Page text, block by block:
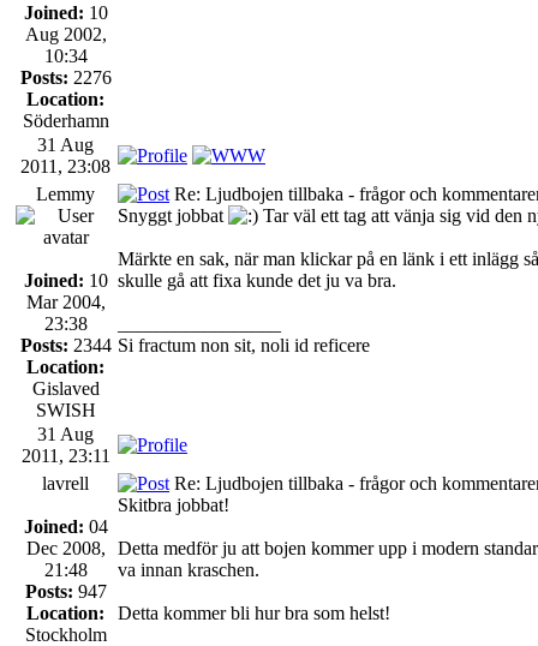
Joined: 10
Aug 2002,
10:34
Posts: 2276
Location:
Söderhamn
31 Aug
2011, 23:08
Lemmy
Joined: 10
Mar 2004,
23:38
Posts: 2344
Location:
Gislaved
SWISH
Re: Ljudbojen tillbaka - frågor och
Snyggt jobbat
Tar väl ett tag att vänja sig vid den
Märkte en sak, när man klickar på en länk i ett inlägg
skulle gå att fixa kunde det ju va bra.
Si fractum non sit, noli id reficere
31 Aug
2011, 23:11
lavrell
Joined: 04
Dec 2008,
21:48
Posts: 947
Location:
Stockholm
Re: Ljudbojen tillbaka - frågor och
Skitbra jobbat!
Detta medför ju att bojen kommer upp i modern
va innan kraschen.
Detta kommer bli hur bra som helst!